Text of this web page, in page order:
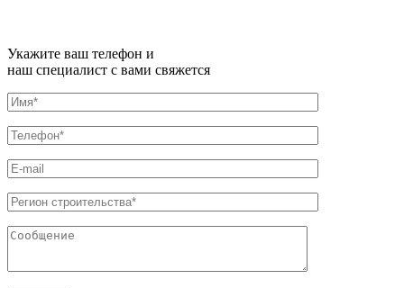
Укажите ваш телефон и
наш специалист с вами свяжется